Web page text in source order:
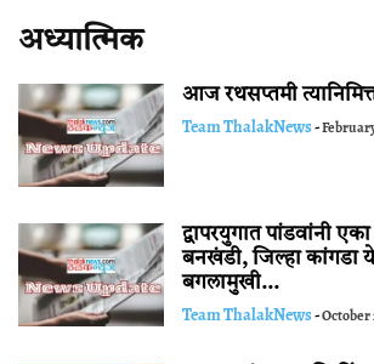
अध्यात्मिक
आज रथसप्तमी
Team ThalakNews-
द्वापरयुगात पांडवांनी
बनखंडी, जिल्हा कांगडा
बगलामुखी...
Team ThalakNews-October